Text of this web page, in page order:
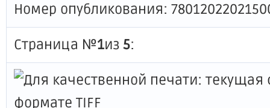
Номер опубликования:
Страница №1из 5: